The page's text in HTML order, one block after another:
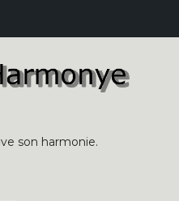
son harmonie.